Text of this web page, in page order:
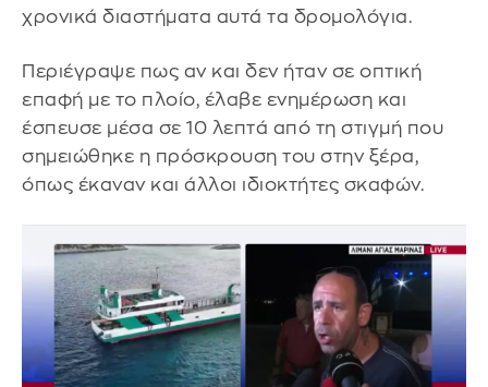
χρονικά διαστήματα αυτά τα δρομολόγια.
Περιέγραψε πως αν και δεν ήταν σε οπτική
επαφή με το πλοίο, έλαβε ενημέρωση και
έσπευσε μέσα σε 10 λεπτά από τη στιγμή που
σημειώθηκε η πρόσκρουση του στην ξέρα,
όπως έκαναν και άλλοι ιδιοκτήτες σκαφών.